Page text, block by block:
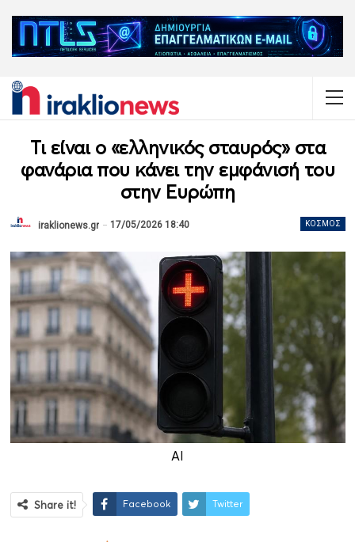
Τι είναι ο «ελληνικός σταυρός» στα
φανάρια που κάνει την εμφάνισή του
στην Ευρώπη
ΚΌΣΜΟΣ
iraklionews.gr 17/05/2026 18:40
AI
Share it! Facebook Twitter